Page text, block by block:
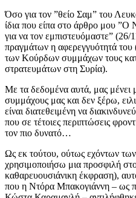
Όσο για τον ”θείο Σαμ” του
ίδια που είπα στο άρθρο μου ”Ο
για να τον εμπιστευόμαστε”
πραγμάτων η αφερεγγυότητά
των Κούρδων συμμάχων τους
στρατευμάτων στη Συρία).
Με τα δεδομένα αυτά, μας μένει
συμμάχους μας και δεν ξέρω,
είναι διατεθειμένη να
που σε τέτοιες περιπτώσεις
τον πιο δυνατό…
Ως εκ τούτου, ούτως εχόντων
χρησιμοποιήσω μια προσφιλή
καθαρευουσιάνικη έκφραση),
που η Ντόρα Μπακογιάννη – ως